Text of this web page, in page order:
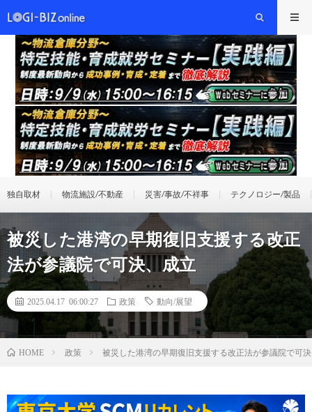
独自取材 物流施設/不動産 災害/事故/不祥事 テクノロジー/製品
被災した港湾の早期復旧支援する改正
法が参議院で可決、成立
2025.04.17 06:00:27 政策 動向/展望
HOME 政策 被災した港湾の早期復旧支援する改正法が参議院で可